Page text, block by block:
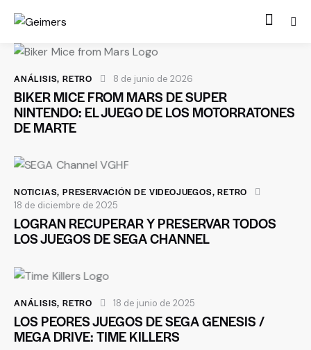
ANÁLISIS,RETRO 8 de junio de 2026
BIKER MICE FROM MARS DE SUPER
NINTENDO: EL JUEGO DE LOS MOTORRATONES
DE MARTE
NOTICIAS,PRESERVACIÓN DE VIDEOJUEGOS,RETRO
18 de diciembre de 2025
LOGRAN RECUPERAR Y PRESERVAR TODOS
LOS JUEGOS DE SEGA CHANNEL
ANÁLISIS,RETRO 18 de junio de 2025
LOS PEORES JUEGOS DE SEGA GENESIS /
MEGA DRIVE: TIME KILLERS